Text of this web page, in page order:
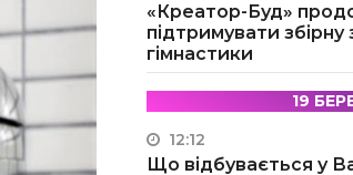
«Креатор-Буд»
підтримувати збірну
гімнастики
19
12:12
Що відбувається у